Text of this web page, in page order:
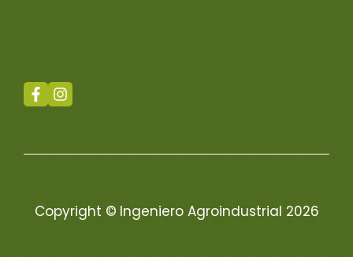
Copyright © Ingeniero Agroindustrial 2026